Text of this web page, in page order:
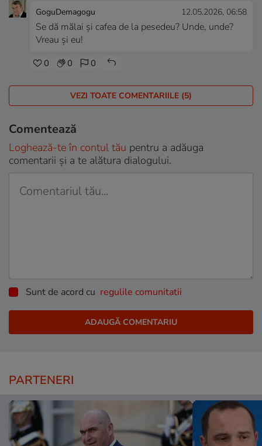
GoguDemagogu 12.05.2026, 06:58
Se dă mălai și cafea de la pesedeu? Unde, unde?
Vreau și eu!
0 0 0
VEZI TOATE COMENTARIILE (5)
Comentează
Loghează-te în contul tău pentru a adăuga
comentarii și a te alătura dialogului.
Sunt de acord cu regulile comunitatii
PARTENERI